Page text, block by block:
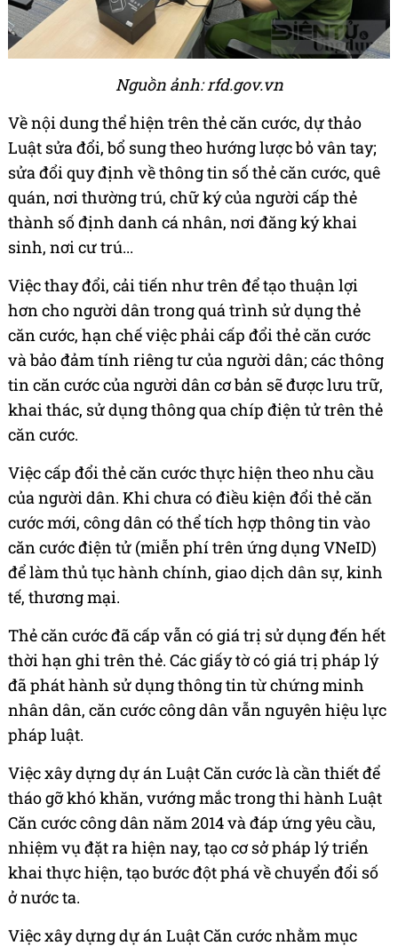
Nguồn ảnh: rfd.gov.vn
Về nội dung thể hiện trên thẻ căn cước, dự thảo
Luật sửa đổi, bổ sung theo hướng lược bỏ vân tay;
sửa đổi quy định về thông tin số thẻ căn cước, quê
quán, nơi thường trú, chữ ký của người cấp thẻ
thành số định danh cá nhân, nơi đăng ký khai
sinh, nơi cư trú...
Việc thay đổi, cải tiến như trên để tạo thuận lợi
hơn cho người dân trong quá trình sử dụng thẻ
căn cước, hạn chế việc phải cấp đổi thẻ căn cước
và bảo đảm tính riêng tư của người dân; các thông
tin căn cước của người dân cơ bản sẽ được lưu trữ,
khai thác, sử dụng thông qua chíp điện tử trên thẻ
căn cước.
Việc cấp đổi thẻ căn cước thực hiện theo nhu cầu
của người dân. Khi chưa có điều kiện đổi thẻ căn
cước mới, công dân có thể tích hợp thông tin vào
căn cước điện tử (miễn phí trên ứng dụng VNeID)
để làm thủ tục hành chính, giao dịch dân sự, kinh
tế, thương mại.
Thẻ căn cước đã cấp vẫn có giá trị sử dụng đến hết
thời hạn ghi trên thẻ. Các giấy tờ có giá trị pháp lý
đã phát hành sử dụng thông tin từ chứng minh
nhân dân, căn cước công dân vẫn nguyên hiệu lực
pháp luật.
Việc xây dựng dự án Luật Căn cước là cần thiết để
tháo gỡ khó khăn, vướng mắc trong thi hành Luật
Căn cước công dân năm 2014 và đáp ứng yêu cầu,
nhiệm vụ đặt ra hiện nay, tạo cơ sở pháp lý triển
khai thực hiện, tạo bước đột phá về chuyển đổi số
ở nước ta.
Việc xây dựng dự án Luật Căn cước nhằm mục